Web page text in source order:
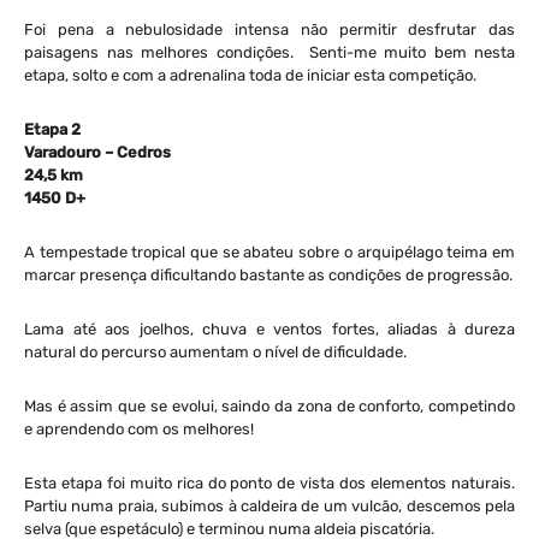
Foi pena a nebulosidade intensa não permitir desfrutar das
paisagens nas melhores condições. Senti-me muito bem nesta
etapa, solto e com a adrenalina toda de iniciar esta competição.
Etapa 2
Varadouro – Cedros
24,5 km
1450 D+
A tempestade tropical que se abateu sobre o arquipélago teima em
marcar presença dificultando bastante as condições de progressão.
Lama até aos joelhos, chuva e ventos fortes, aliadas à dureza
natural do percurso aumentam o nível de dificuldade.
Mas é assim que se evolui, saindo da zona de conforto, competindo
e aprendendo com os melhores!
Esta etapa foi muito rica do ponto de vista dos elementos naturais.
Partiu numa praia, subimos à caldeira de um vulcão, descemos pela
selva (que espetáculo) e terminou numa aldeia piscatória.